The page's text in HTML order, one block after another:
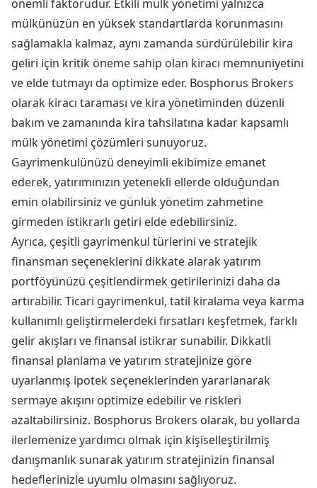
önemli faktörüdür. Etkili mülk yönetimi yalnızca
mülkünüzün en yüksek standartlarda korunmasını
sağlamakla kalmaz, aynı zamanda sürdürülebilir kira
geliri için kritik öneme sahip olan kiracı memnuniyetini
ve elde tutmayı da optimize eder. Bosphorus Brokers
olarak kiracı taraması ve kira yönetiminden düzenli
bakım ve zamanında kira tahsilatına kadar kapsamlı
mülk yönetimi çözümleri sunuyoruz.
Gayrimenkulünüzü deneyimli ekibimize emanet
ederek, yatırımınızın yetenekli ellerde olduğundan
emin olabilirsiniz ve günlük yönetim zahmetine
girmeden istikrarlı getiri elde edebilirsiniz.
Ayrıca, çeşitli gayrimenkul türlerini ve stratejik
finansman seçeneklerini dikkate alarak yatırım
portföyünüzü çeşitlendirmek getirilerinizi daha da
artırabilir. Ticari gayrimenkul, tatil kiralama veya karma
kullanımlı geliştirmelerdeki fırsatları keşfetmek, farklı
gelir akışları ve finansal istikrar sunabilir. Dikkatli
finansal planlama ve yatırım stratejinize göre
uyarlanmış ipotek seçeneklerinden yararlanarak
sermaye akışını optimize edebilir ve riskleri
azaltabilirsiniz. Bosphorus Brokers olarak, bu yollarda
ilerlemenize yardımcı olmak için kişiselleştirilmiş
danışmanlık sunarak yatırım stratejinizin finansal
hedeflerinizle uyumlu olmasını sağlıyoruz.